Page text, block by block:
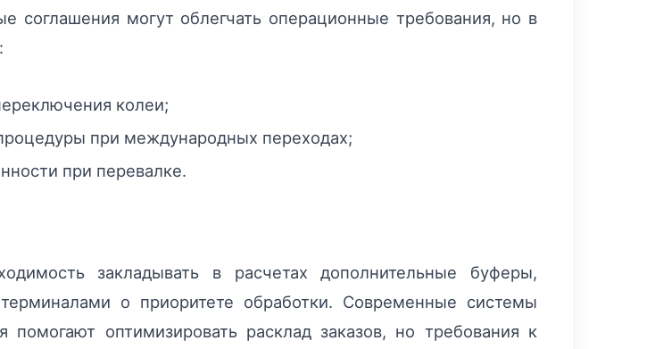
соглашения могут облегчать операционные требования, но в
колеи;
при международных переходах;
при перевалке.
закладывать в расчетах дополнительные буферы,
о приоритете обработки. Современные системы
помогают оптимизировать расклад заказов, но требования к